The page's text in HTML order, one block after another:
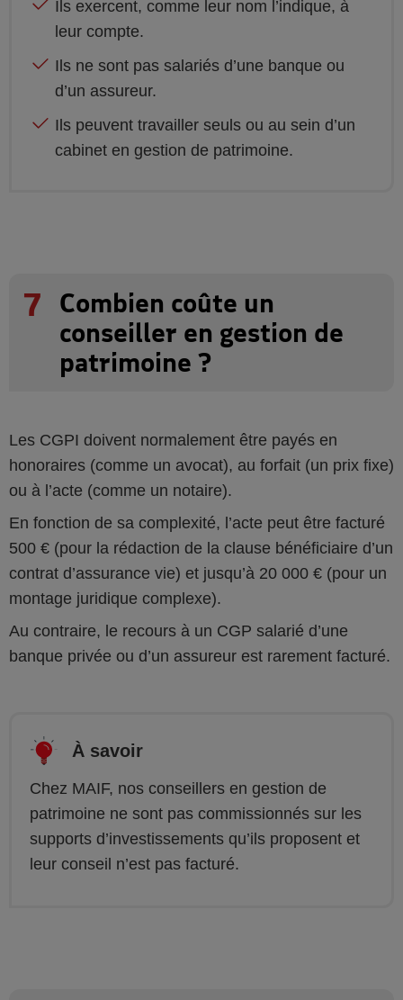
Ils exercent, comme leur nom l’indique, à
leur compte.
Ils ne sont pas salariés d’une banque ou
d’un assureur.
Ils peuvent travailler seuls ou au sein d’un
cabinet en gestion de patrimoine.
7
Combien coûte un
conseiller en gestion de
patrimoine ?
Les CGPI doivent normalement être payés en
honoraires (comme un avocat), au forfait (un prix fixe)
ou à l’acte (comme un notaire).
En fonction de sa complexité, l’acte peut être facturé
500 € (pour la rédaction de la clause bénéficiaire d’un
contrat d’assurance vie) et jusqu’à 20 000 € (pour un
montage juridique complexe).
Au contraire, le recours à un CGP salarié d’une
banque privée ou d’un assureur est rarement facturé.
À savoir
Chez MAIF, nos conseillers en gestion de
patrimoine ne sont pas commissionnés sur les
supports d’investissements qu’ils proposent et
leur conseil n’est pas facturé.